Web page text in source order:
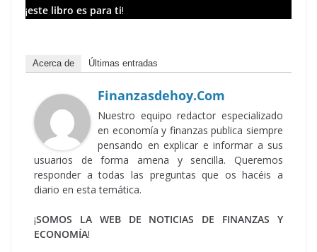
¡este libro es para ti!
Acerca de Últimas entradas
Finanzasdehoy.com
Nuestro equipo redactor especializado
en economía y finanzas publica siempre
pensando en explicar e informar a sus
usuarios de forma amena y sencilla. Queremos
responder a todas las preguntas que os hacéis a
diario en esta temática.
¡SOMOS LA WEB DE NOTICIAS DE FINANZAS Y
ECONOMÍA!